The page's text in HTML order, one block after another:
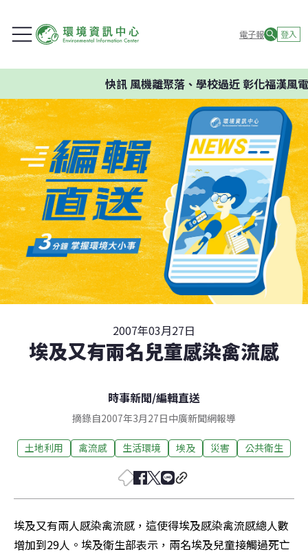
電子報 登入
快訊風機離聚落、學校過近 彰化福漢風電
2007年03月27日
埃及又有兩名兒童感染禽流感
時事新聞/編輯直送
摘錄自2007年3月27日中廣新聞網報導
土地利用 禽流感 生活環境 埃及 災害 公共衛生
埃及又有兩人感染禽流感，這使得埃及感染禽流感總人數
增加到29人。埃及衛生部表示，兩名埃及兒童接觸過死亡